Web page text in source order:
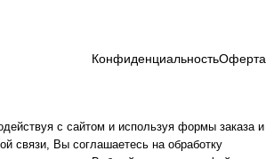
КонфиденциальностьОферта
с сайтом и используя формы заказа и
связи, Вы соглашаетесь на обработку